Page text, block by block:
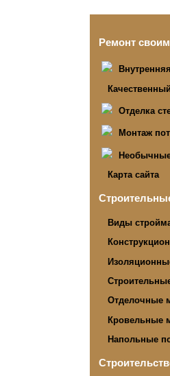
Ремонт
Отделка
Монтаж
Карта сайта
Виды
Отделочные
Кровельные
Напольные